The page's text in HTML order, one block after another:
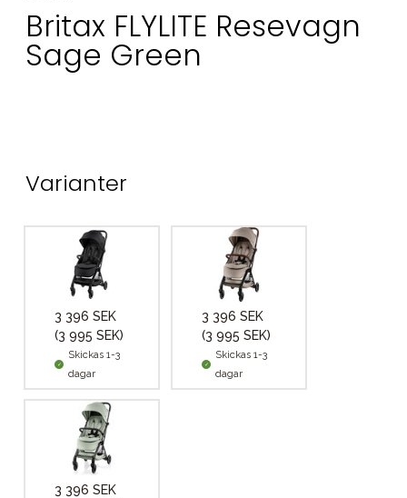
Britax FLYLITE Resevagn
Sage Green
Varianter
3 396 SEK
(3 995 SEK)
Skickas 1-3
dagar
3 396 SEK
(3 995 SEK)
Skickas 1-3
dagar
3 396 SEK